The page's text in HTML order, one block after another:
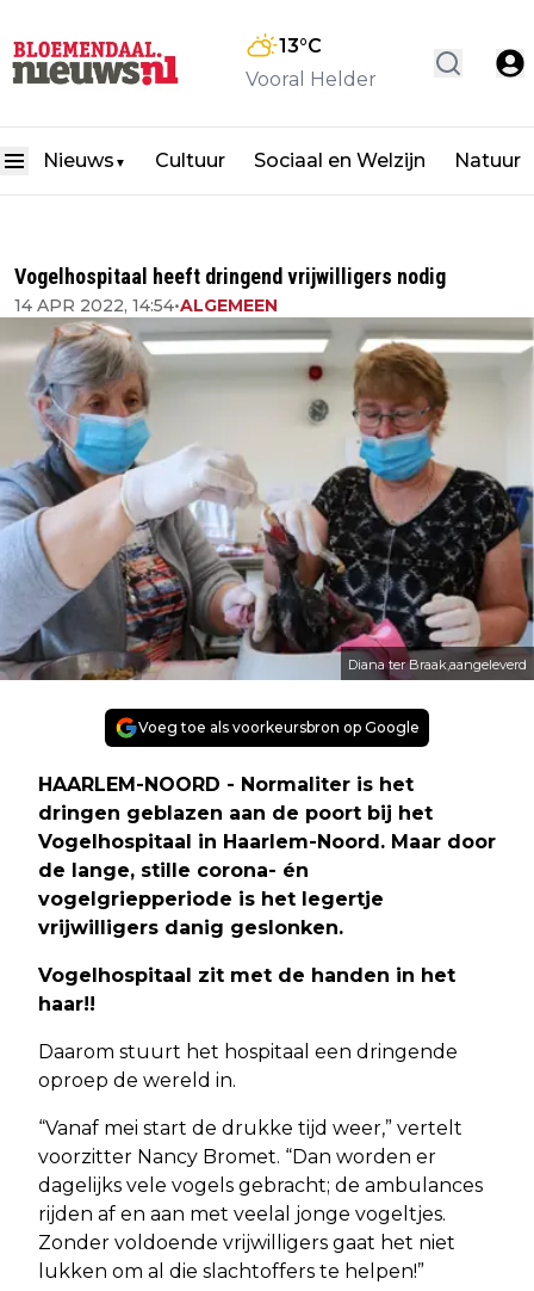
13°C
Vooral Helder
Nieuws ▼ Cultuur Sociaal en Welzijn Natuur
Vogelhospitaal heeft dringend vrijwilligers nodig
14 APR 2022, 14:54•ALGEMEEN
Diana ter Braak,aangeleverd
Voeg toe als voorkeursbron op Google
HAARLEM-NOORD - Normaliter is het
dringen geblazen aan de poort bij het
Vogelhospitaal in Haarlem-Noord. Maar door
de lange, stille corona- én
vogelgriepperiode is het legertje
vrijwilligers danig geslonken.
Vogelhospitaal zit met de handen in het
haar!!
Daarom stuurt het hospitaal een dringende
oproep de wereld in.
“Vanaf mei start de drukke tijd weer,” vertelt
voorzitter Nancy Bromet. “Dan worden er
dagelijks vele vogels gebracht; de ambulances
rijden af en aan met veelal jonge vogeltjes.
Zonder voldoende vrijwilligers gaat het niet
lukken om al die slachtoffers te helpen!”